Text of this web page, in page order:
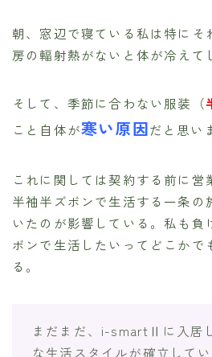
朝、窓辺で寝ている私は特にそ
房の輻射熱がないと体が冷えて
そして、季節に合わない服装（
こと自体が寒い原因だと思い
これに関しては契約する前に営
半袖半ズボンで生活する一条の
いたのが影響している。私も負
ボンで生活したいってどこかで
る。
まだまだ、i-smartⅡに入居
な生活スタイルが確立して